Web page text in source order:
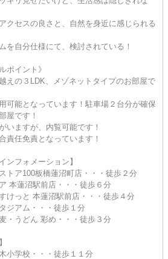
クセスの良さと、自然を身近に感じられる
を自分仕様にて、検討されている！
ポイント》
えの３LDK、メゾネットタイプのお部屋で
可能となっています！駐車場２台分が確保
屋です！
いますが、内覧可能です！
責任免責となっています！
ンフォメーション】
トア100板橋蓮沼町店・・・徒歩２分
本蓮沼駅前店・・・徒歩６分
けっと 本蓮沼駅前店・・・徒歩４分
ジアム・・・徒歩１分
・うどん 彩め・・・徒歩３分
小学校・・・徒歩１１分